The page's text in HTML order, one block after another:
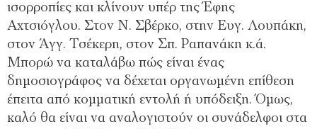
ισορροπίες και κλίνουν υπέρ της Έφης
Αχτσιόγλου. Στον Ν. Σβέρκο, στην Ευγ. Λουπάκη,
στον Άγγ. Τσέκερη, στον Σπ. Ραπανάκη κ.ά.
Μπορώ να καταλάβω πώς είναι ένας
δημοσιογράφος να δέχεται οργανωμένη επίθεση
έπειτα από κομματική εντολή ή υπόδειξη. Όμως,
καλό θα είναι να αναλογιστούν οι συνάδελφοι στα